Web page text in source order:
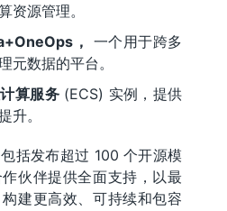
资源管理。
， 一个用于跨多
元数据的平台。
算服务(ECS) 实例，提供
升。
括发布超过 100 个开源模
伙伴提供全面支持，以最
建更高效、可持续和包容